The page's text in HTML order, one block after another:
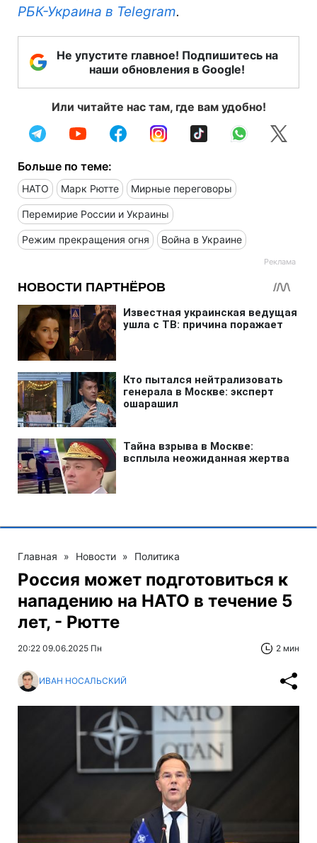
РБК-Украина в Telegram.
Не упустите главное! Подпишитесь на
наши обновления в Google!
Или читайте нас там, где вам удобно!
Больше по теме:
НАТО Марк Рютте Мирные переговоры
Перемирие России и Украины
Режим прекращения огня Война в Украине
Главная » Новости » Политика
Россия может подготовиться к
нападению на НАТО в течение 5
лет, - Рютте
20:22 09.06.2025 Пн 2 мин
ИВАН НОСАЛЬСКИЙ